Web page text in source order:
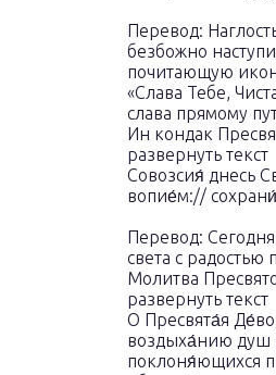
Перевод:
безбожно
почитающую
«Слава Тебе,
слава прямому
Ин кондак
развернуть текст
Совозсия́ днесь
вопие́м://
Перевод:
света с
Молитва
развернуть текст
О Пресвята́я
воздыха́нию душ
поклоня́ющихся